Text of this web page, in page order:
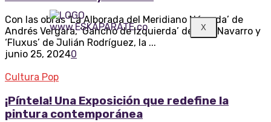
X
Con las obras ‘La Alborada del Meridiano Nómada’ de
Andrés Vergara, ‘Gancho de Izquierda’ de Iván Navarro y
‘Fluxus’ de Julián Rodríguez, la ...
junio 25, 20240
Cultura Pop
¡Píntela! Una Exposición que redefine la
pintura contemporánea